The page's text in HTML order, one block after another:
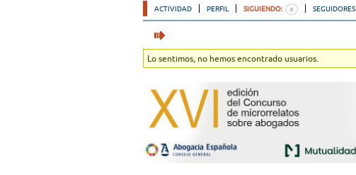
ACTIVIDAD PERFIL SIGUIENDO: 0 SEGUIDORES
Lo sentimos, no hemos encontrado usuarios.